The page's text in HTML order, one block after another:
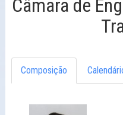
Câmara de
Composição